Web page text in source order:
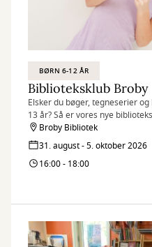
BØRN 6-12 ÅR
Biblioteksklub Broby
Elsker du bøger, tegneserier
13 år? Så er vores nye
Broby Bibliotek
31. august - 5. oktober 2026
16:00 - 18:00